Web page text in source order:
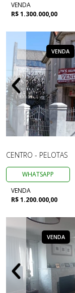
VENDA
R$ 1.300.000,00
VENDA
CENTRO - PELOTAS
WHATSAPP
VENDA
R$ 1.200.000,00
VENDA